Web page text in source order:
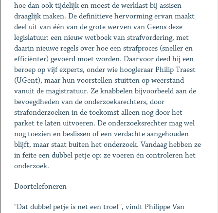
hoe dan ook tijdelijk en moest de werklast bij assisen
draaglijk maken. De definitieve hervorming ervan maakt
deel uit van één van de grote werven van Geens deze
legislatuur: een nieuw wetboek van strafvordering, met
daarin nieuwe regels over hoe een strafproces (sneller en
efficiënter) gevoerd moet worden. Daarvoor deed hij een
beroep op vijf experts, onder wie hoogleraar Philip Traest
(UGent), maar hun voorstellen stuitten op weerstand
vanuit de magistratuur. Ze knabbelen bijvoorbeeld aan de
bevoegdheden van de onderzoeksrechters, door
strafonderzoeken in de toekomst alleen nog door het
parket te laten uitvoeren. De onderzoeksrechter mag wel
nog toezien en beslissen of een verdachte aangehouden
blijft, maar staat buiten het onderzoek. Vandaag hebben ze
in feite een dubbel petje op: ze voeren én controleren het
onderzoek.
Doortelefoneren
"Dat dubbel petje is net een troef", vindt Philippe Van